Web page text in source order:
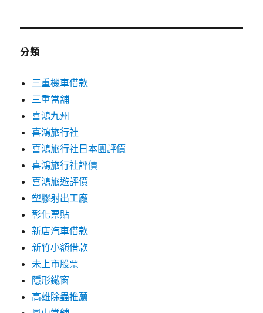
分類
三重機車借款
三重當舖
喜鴻九州
喜鴻旅行社
喜鴻旅行社日本團評價
喜鴻旅行社評價
喜鴻旅遊評價
塑膠射出工廠
彰化票貼
新店汽車借款
新竹小額借款
未上市股票
隱形鐵窗
高雄除蟲推薦